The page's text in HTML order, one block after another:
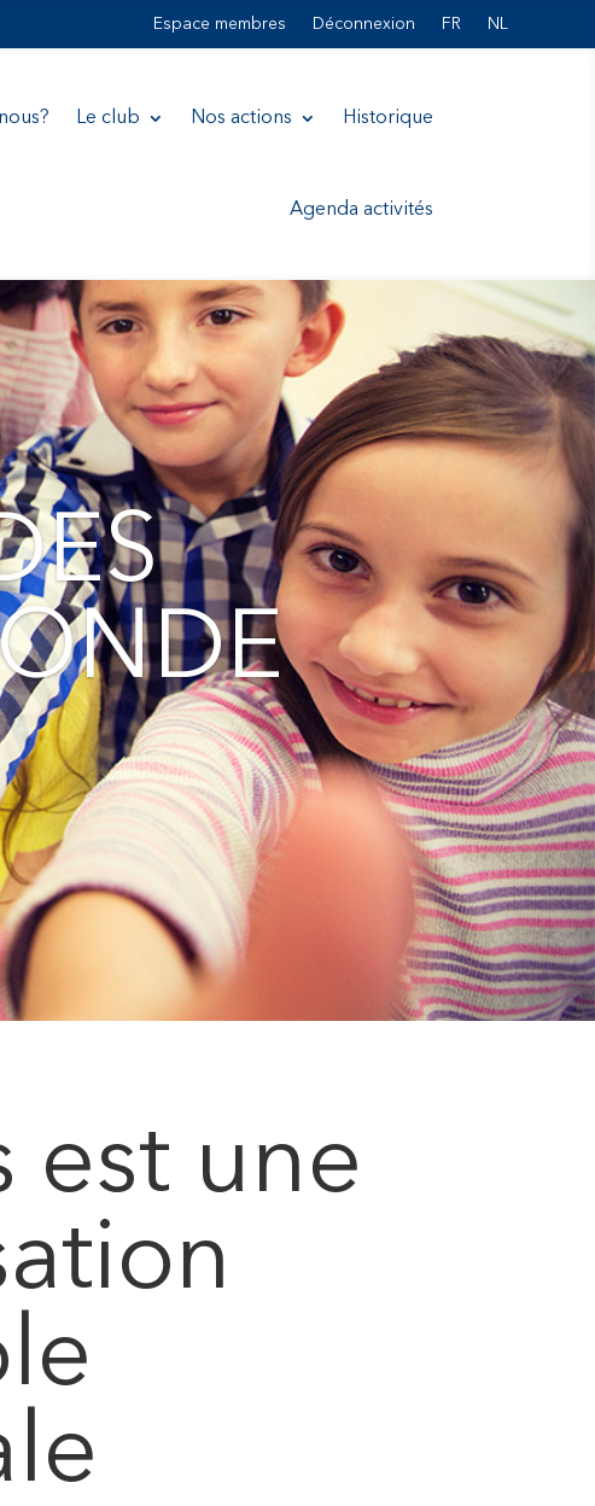
Espace membres Déconnexion FR NL
Le club Nos actions Historique
Agenda activités
est une